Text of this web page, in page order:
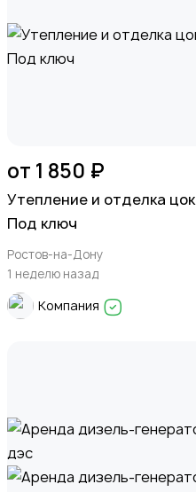
Мода и стиль
от 1 850 ₽
Утепление и отделка
Под ключ
Ростов-на-Дону
1 неделю назад
Компания